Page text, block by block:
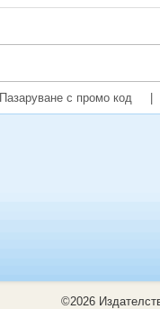
Пазаруване с промо код
©2026